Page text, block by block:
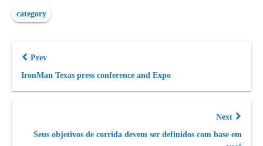
category
Prev
IronMan Texas press conference and Expo
Next
Seus objetivos de corrida devem ser definidos com base em